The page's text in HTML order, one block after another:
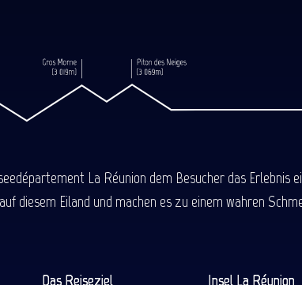
La Réunion dem Besucher das Erlebnis
diesem Eiland und machen es zu einem wahren
Das Reiseziel Insel La Réunion